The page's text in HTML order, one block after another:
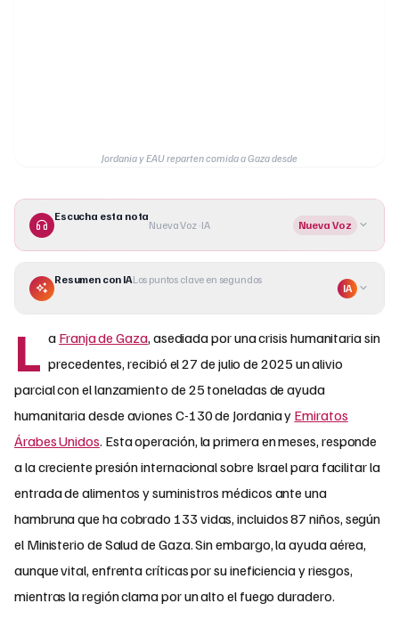
Jordania y EAU reparten comida a Gaza desde
Escucha esta nota
Nueva Voz · IA Nueva Voz
Resumen con IALos puntos clave en segundos
IA
L a Franja de Gaza, asediada por una crisis humanitaria sin
precedentes, recibió el 27 de julio de 2025 un alivio
parcial con el lanzamiento de 25 toneladas de ayuda
humanitaria desde aviones C-130 de Jordania y Emiratos
Árabes Unidos. Esta operación, la primera en meses, responde
a la creciente presión internacional sobre Israel para facilitar la
entrada de alimentos y suministros médicos ante una
hambruna que ha cobrado 133 vidas, incluidos 87 niños, según
el Ministerio de Salud de Gaza. Sin embargo, la ayuda aérea,
aunque vital, enfrenta críticas por su ineficiencia y riesgos,
mientras la región clama por un alto el fuego duradero.